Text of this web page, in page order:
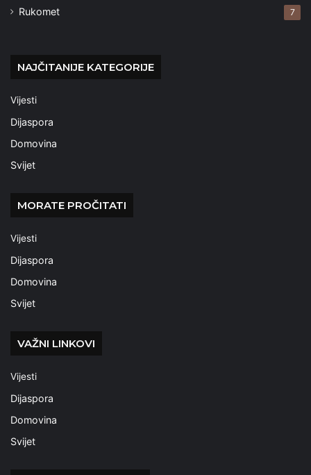
Rukomet 7
NAJČITANIJE KATEGORIJE
Vijesti
Dijaspora
Domovina
Svijet
MORATE PROČITATI
Vijesti
Dijaspora
Domovina
Svijet
VAŽNI LINKOVI
Vijesti
Dijaspora
Domovina
Svijet